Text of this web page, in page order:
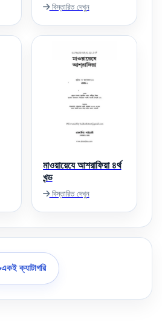
বিস্তারিত দেখুন
মাওয়ায়েযে আশরাফিয়া ৪র্থ
খন্ড
বিস্তারিত দেখুন
একই ক্যাটাগরি